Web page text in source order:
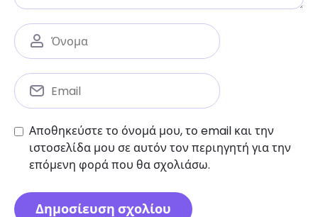
Αποθηκεύστε το όνομά μου, το email και την
ιστοσελίδα μου σε αυτόν τον περιηγητή για την
επόμενη φορά που θα σχολιάσω.